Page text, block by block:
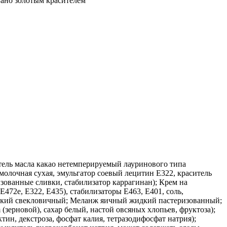
масла какао нетемперируемый лауринового типа
сухая, эмульгатор соевый лецитин Е322, краситель
сливки, стабилизатор каррагинан); Крем на
Е322, Е435), стабилизаторы Е463, Е401, соль,
свекловичный; Меланж яичный жидкий пастеризованный;
сахар белый, настой овсяных хлопьев, фруктоза);
декстроза, фосфат калия, тетразодифосфат натрия);